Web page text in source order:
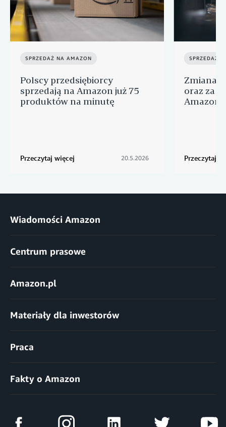
SPRZEDAŻ NA AMAZON
Polscy przedsiębiorcy
sprzedają na Amazon już 75
produktów na minutę
Przeczytaj więcej 20.5.2026
SPRZEDAŻ
Zmiana
oraz za
Amazon
Przeczytaj
Wiadomości Amazon
Centrum prasowe
Amazon.pl
Materiały dla inwestorów
Praca
Fakty o Amazon